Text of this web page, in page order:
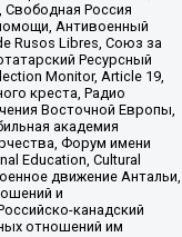
Россия
Антивоенный
Rusos Libres, Союз за
Ресурсный
Monitor, Article 19,
креста, Радио
Восточной Европы,
академия
Форум имени
Education, Cultural
движение Антальи,
и
канадский
отношений им